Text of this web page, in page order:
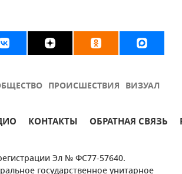
ПРОИСШЕСТВИЯ ВИЗУАЛ
КОНТАКТЫ ОБРАТНАЯ СВЯЗЬ
Эл № ФС77-57640.